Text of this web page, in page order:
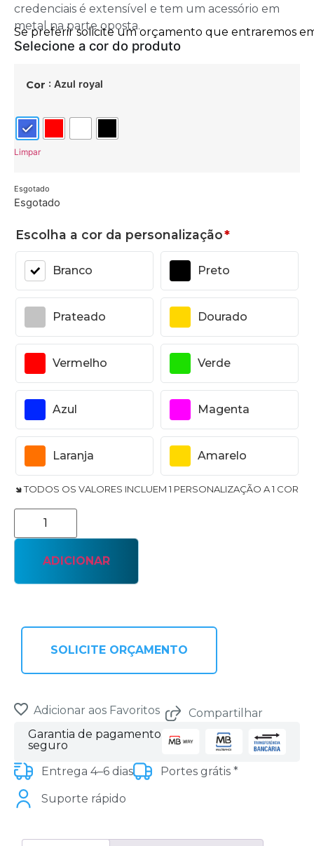
credenciais é extensível e tem um acessório em
metal na parte oposta.
Cor : Azul royal
Limpar
Esgotado
Esgotado
Escolha a cor da personalização*
Branco Preto
Prateado Dourado
Vermelho Verde
Azul Magenta
Laranja Amarelo
🢆 TODOS OS VALORES INCLUEM 1 PERSONALIZAÇÃO A 1 COR
ADICIONAR
SOLICITE ORÇAMENTO
Adicionar aos Favoritos
Compartilhar
Garantia de pagamento
seguro
Entrega 4–6 dias
Portes grátis *
Suporte rápido